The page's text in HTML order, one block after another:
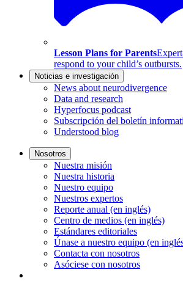
Lesson Plans for Parents
respond to your child’s outbursts.
Noticias e investigación
News about neurodivergence
Data and research
Hyperfocus podcast
Subscripción del boletín
Understood blog
Nosotros
Nuestra misión
Nuestra historia
Nuestro equipo
Nuestros expertos
Reporte anual (en inglés)
Centro de medios (en inglés)
Estándares editoriales
Únase a nuestro equipo (en
Contacta con nosotros
Asóciese con nosotros